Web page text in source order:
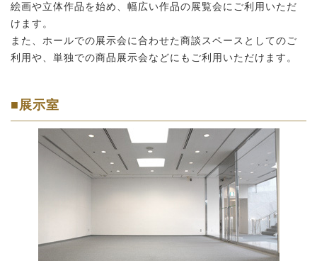
絵画や立体作品を始め、幅広い作品の展覧会にご利用いただ
けます。
また、ホールでの展示会に合わせた商談スペースとしてのご
利用や、単独での商品展示会などにもご利用いただけます。
■展示室